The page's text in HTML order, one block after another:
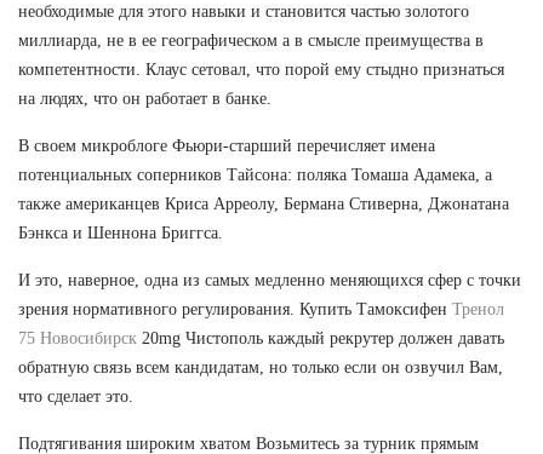
необходимые для этого навыки и становится частью золотого
миллиарда, не в ее географическом а в смысле преимущества в
компетентности. Клаус сетовал, что порой ему стыдно признаться
на людях, что он работает в банке.
В своем микроблоге Фьюри-старший перечисляет имена
потенциальных соперников Тайсона: поляка Томаша Адамека, а
также американцев Криса Арреолу, Бермана Стиверна, Джонатана
Бэнкса и Шеннона Бриггса.
И это, наверное, одна из самых медленно меняющихся сфер с точки
зрения нормативного регулирования. Купить Тамоксифен Тренол
75 Новосибирск 20mg Чистополь каждый рекрутер должен давать
обратную связь всем кандидатам, но только если он озвучил Вам,
что сделает это.
Подтягивания широким хватом Возьмитесь за турник прямым